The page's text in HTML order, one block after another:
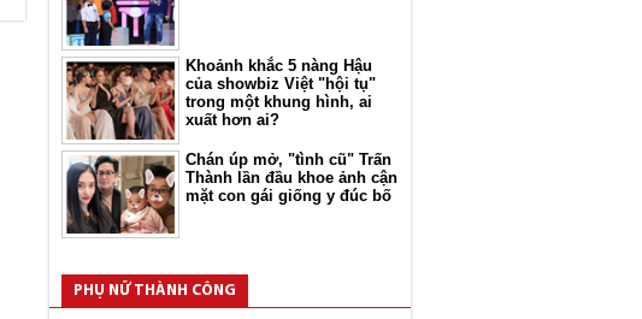
Khoảnh khắc 5 nàng Hậu
của showbiz Việt "hội tụ"
trong một khung hình, ai
xuất hơn ai?
Chán úp mở, "tình cũ" Trấn
Thành lần đầu khoe ảnh cận
mặt con gái giống y đúc bố
PHỤ NỮ THÀNH CÔNG